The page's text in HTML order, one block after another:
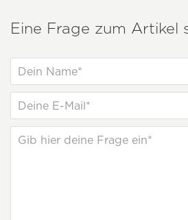
Eine Frage zum Artikel